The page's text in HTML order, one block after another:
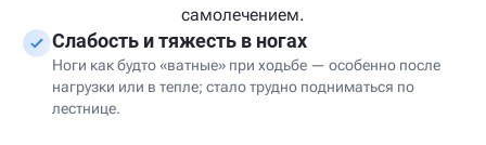
самолечением.
Слабость и тяжесть в ногах
Ноги как будто «ватные» при ходьбе — особенно после
нагрузки или в тепле; стало трудно подниматься по
лестнице.